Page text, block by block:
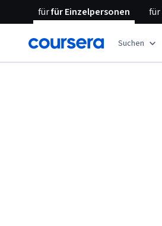
fürfür Einzelpersonen für
Suchen